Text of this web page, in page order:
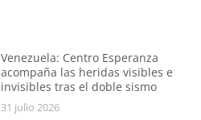
Venezuela: Centro Esperanza
acompaña las heridas visibles e
invisibles tras el doble sismo
31 julio 2026